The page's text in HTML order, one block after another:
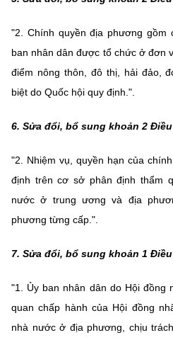
"2. Chính quyền địa phương gồm
ban nhân dân được tổ chức ở đơn
điểm nông thôn, đô thị, hải đảo,
biệt do Quốc hội quy định.".
6. Sửa đổi, bổ sung khoản 2
"2. Nhiệm vụ, quyền hạn của
định trên cơ sở phân định thẩm
nước ở trung ương và địa
phương từng cấp.".
7. Sửa đổi, bổ sung khoản 1
"1. Ủy ban nhân dân do Hội đồng
quan chấp hành của Hội đồng
nhà nước ở địa phương, chịu